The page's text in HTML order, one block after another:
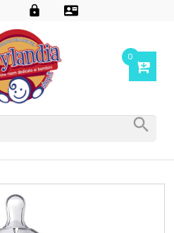
 
0
